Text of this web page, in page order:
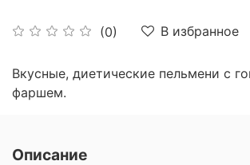
(0) В избранное
Вкусные, диетические пельмени с
фаршем.
Описание